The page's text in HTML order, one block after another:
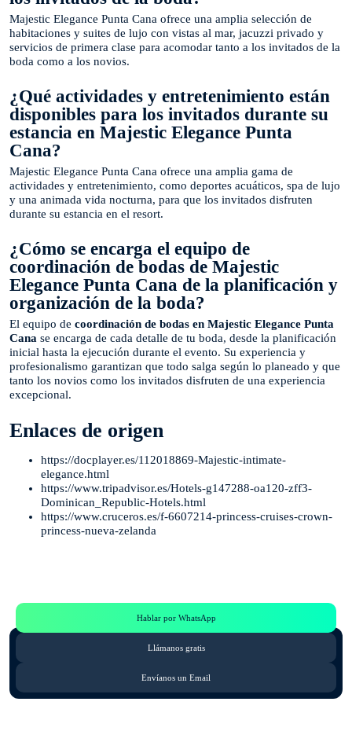
Majestic Elegance Punta Cana ofrece una amplia selección de
habitaciones y suites de lujo con vistas al mar, jacuzzi privado y
servicios de primera clase para acomodar tanto a los invitados de la
boda como a los novios.
¿Qué actividades y entretenimiento están
disponibles para los invitados durante su
estancia en Majestic Elegance Punta
Cana?
Majestic Elegance Punta Cana ofrece una amplia gama de
actividades y entretenimiento, como deportes acuáticos, spa de lujo
y una animada vida nocturna, para que los invitados disfruten
durante su estancia en el resort.
¿Cómo se encarga el equipo de
coordinación de bodas de Majestic
Elegance Punta Cana de la planificación y
organización de la boda?
El equipo de coordinación de bodas en Majestic Elegance Punta
Cana se encarga de cada detalle de tu boda, desde la planificación
inicial hasta la ejecución durante el evento. Su experiencia y
profesionalismo garantizan que todo salga según lo planeado y que
tanto los novios como los invitados disfruten de una experiencia
excepcional.
Enlaces de origen
https://docplayer.es/112018869-Majestic-intimate-
elegance.html
https://www.tripadvisor.es/Hotels-g147288-oa120-zff3-
Dominican_Republic-Hotels.html
https://www.cruceros.es/f-6607214-princess-cruises-crown-
princess-nueva-zelanda
Hablar por WhatsApp
Llámanos gratis
Envíanos un Email